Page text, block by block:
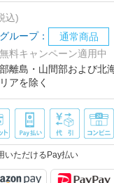
込)
ループ：
通常商品
料キャンペーン適用中
離島・山間部および北
アを除く
いただけるPay払い